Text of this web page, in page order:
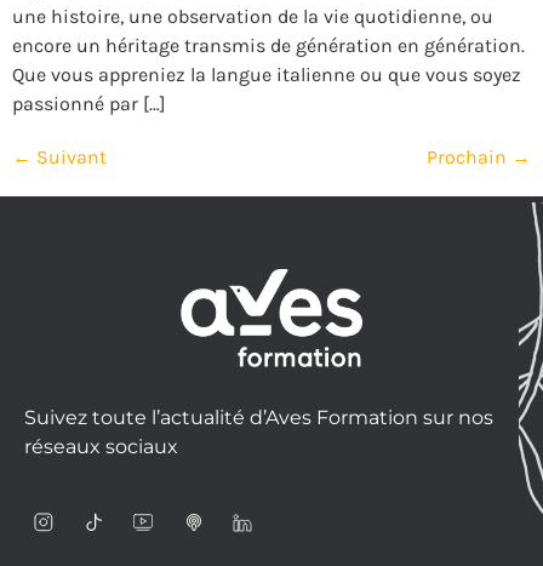
une histoire, une observation de la vie quotidienne, ou
encore un héritage transmis de génération en génération.
Que vous appreniez la langue italienne ou que vous soyez
passionné par […]
← Suivant Prochain →
Suivez toute l’actualité d’Aves Formation sur nos
réseaux sociaux